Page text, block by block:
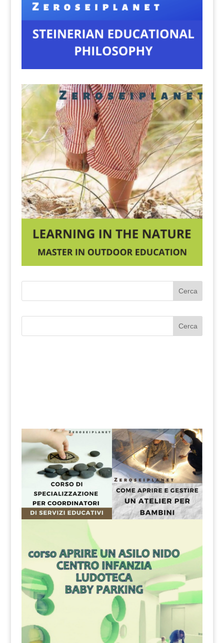
Cerca
Cerca